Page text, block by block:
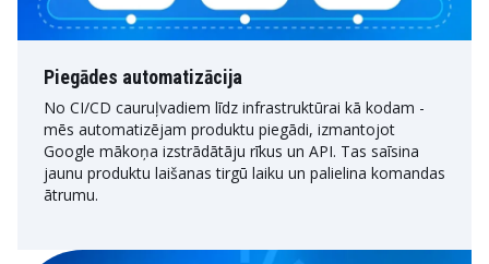
Piegādes automatizācija
No CI/CD cauruļvadiem līdz infrastruktūrai kā kodam -
mēs automatizējam produktu piegādi, izmantojot
Google mākoņa izstrādātāju rīkus un API. Tas saīsina
jaunu produktu laišanas tirgū laiku un palielina komandas
ātrumu.